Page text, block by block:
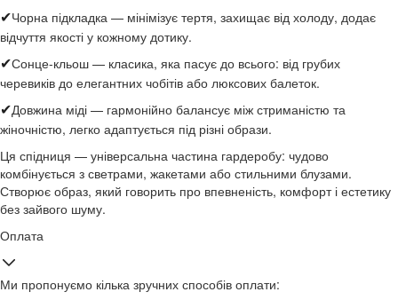
✔Чорна підкладка — мінімізує тертя, захищає від холоду, додає
відчуття якості у кожному дотику.
✔Сонце-кльош — класика, яка пасує до всього: від грубих
черевиків до елегантних чобітів або люксових балеток.
✔Довжина міді — гармонійно балансує між стриманістю та
жіночністю, легко адаптується під різні образи.
Ця спідниця — універсальна частина гардеробу: чудово
комбінується з светрами, жакетами або стильними блузами.
Створює образ, який говорить про впевненість, комфорт і естетику
без зайвого шуму.
Оплата
Ми пропонуємо кілька зручних способів оплати: